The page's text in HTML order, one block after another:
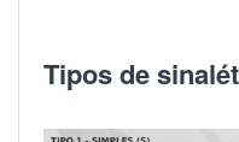
Tipos de